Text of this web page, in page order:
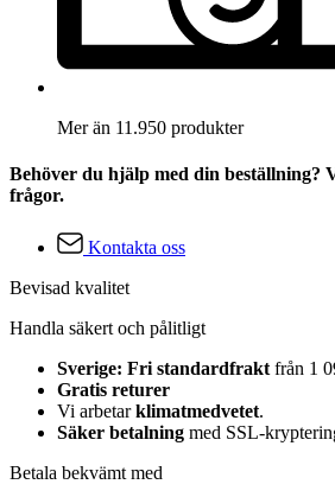
Mer än 11.950 produkter
Behöver du hjälp med din beställning?
frågor.
Kontakta oss
Bevisad kvalitet
Handla säkert och pålitligt
Sverige: Fri standardfrakt från 1
Gratis returer
Vi arbetarklimatmedvetet.
Säker betalning med SSL-
Betala bekvämt med